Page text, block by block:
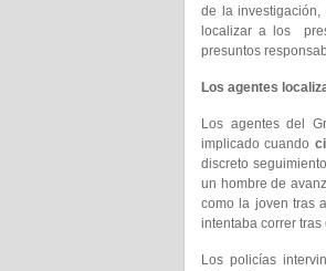
de la
localizar a los
presuntos
Los agentes
Los agentes del
implicado cuando
discreto
un hombre de
como la joven tras
intentaba correr
Los policías